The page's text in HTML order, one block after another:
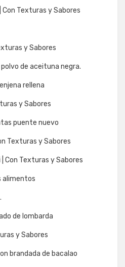
Con Texturas y Sabores
y Sabores
de aceituna negra.
rellena
y Sabores
puente nuevo
Texturas y Sabores
Con Texturas y Sabores
alimentos
de lombarda
y Sabores
brandada de bacalao